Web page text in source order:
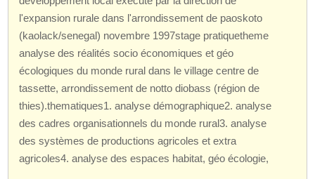
l'expansion rurale dans l'arrondissement de paoskoto
(kaolack/senegal) novembre 1997stage pratiquetheme
analyse des réalités socio économiques et géo
écologiques du monde rural dans le village centre de
tassette, arrondissement de notto diobass (région de
thies).thematiques1. analyse démographique2. analyse
des cadres organisationnels du monde rural3. analyse
des systèmes de productions agricoles et extra
agricoles4. analyse des espaces habitat, géo écologie,